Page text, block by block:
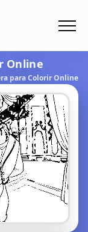
Online
para Colorir Online